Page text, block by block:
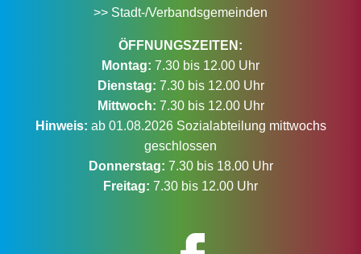
>> Stadt-/Verbandsgemeinden
ÖFFNUNGSZEITEN:
Montag: 7.30 bis 12.00 Uhr
Dienstag: 7.30 bis 12.00 Uhr
Mittwoch: 7.30 bis 12.00 Uhr
Hinweis: ab 01.08.2026 Sozialabteilung mittwochs
geschlossen
Donnerstag: 7.30 bis 18.00 Uhr
Freitag: 7.30 bis 12.00 Uhr